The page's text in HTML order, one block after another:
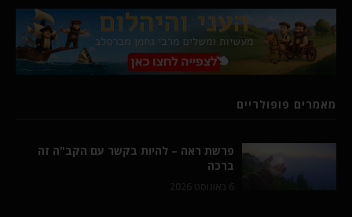
מאמרים פופולריים
פרשת ראה – להיות בקשר עם הקב"ה זה
ברכה
6 באוגוסט 2026